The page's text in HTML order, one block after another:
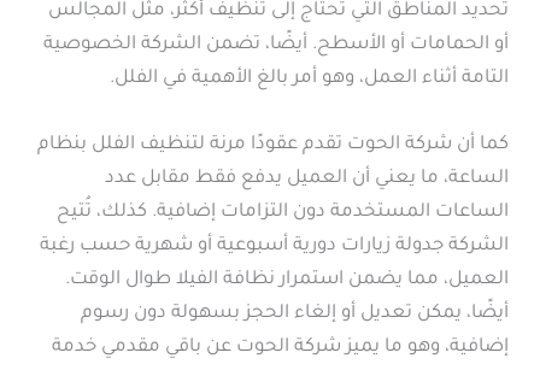
تحديد المناطق التي تحتاج إلى تنظيف أكثر، مثل المجالس
أو الحمامات أو الأسطح. أيضًا، تضمن الشركة الخصوصية
التامة أثناء العمل، وهو أمر بالغ الأهمية في الفلل.
كما أن شركة الحوت تقدم عقودًا مرنة لتنظيف الفلل بنظام
الساعة، ما يعني أن العميل يدفع فقط مقابل عدد
الساعات المستخدمة دون التزامات إضافية. كذلك، تُتيح
الشركة جدولة زيارات دورية أسبوعية أو شهرية حسب رغبة
العميل، مما يضمن استمرار نظافة الفيلا طوال الوقت.
أيضًا، يمكن تعديل أو إلغاء الحجز بسهولة دون رسوم
إضافية، وهو ما يميز شركة الحوت عن باقي مقدمي خدمة